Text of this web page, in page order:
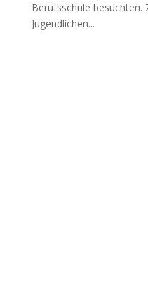
Berufs­schu­le besuch­ten.
Jugend­li­chen...